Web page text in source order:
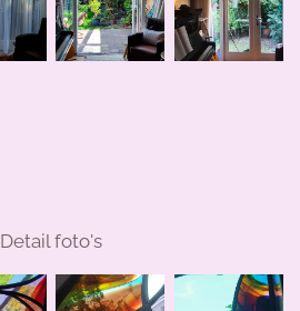
Detail foto's